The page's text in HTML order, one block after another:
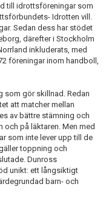
till idrottsföreningar som
Idrotten vill.
Sedan dess har stödet
därefter i Stockholm
inkluderats, med
föreningar inom handboll,
som gör skillnad. Redan
att matcher mellan
av bättre stämning och
på läktaren. Men med
som inte lever upp till de
toppning och
Dunross
unikt: ett långsiktigt
barn- och